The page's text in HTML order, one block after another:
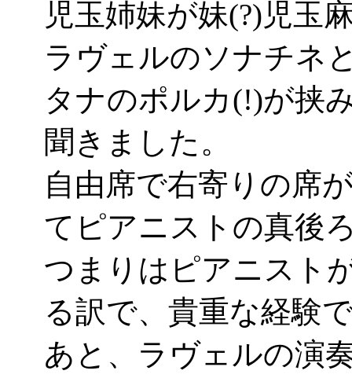
児玉姉妹が妹(?)児玉
ラヴェルのソナチネ
タナのポルカ(!)が挟
聞きました。
自由席で右寄りの席
てピアニストの真後
つまりはピアニスト
る訳で、貴重な経験
あと、ラヴェルの演